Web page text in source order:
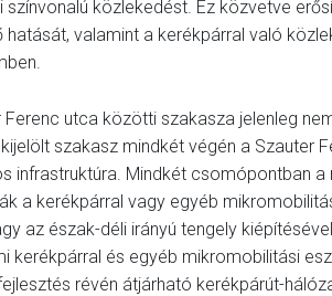
közlekedést. Ez közvetve
valamint a kerékpárral való
utca közötti szakasza jelenleg
szakasz mindkét végén a Szauter
infrastruktúra. Mindkét csomópontban a
a kerékpárral vagy egyéb
az észak-déli irányú tengely
kerékpárral és egyéb mikromobilitási
révén átjárható kerékpárút-